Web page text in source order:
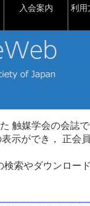
入会案内 利用
触媒学会の会誌で
示ができ， 正会
索やダウンロー